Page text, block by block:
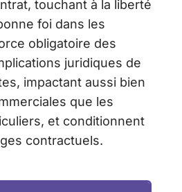
touchant à la liberté
foi dans les
obligatoire des
juridiques de
impactant aussi bien
que les
et conditionnent
contractuels.